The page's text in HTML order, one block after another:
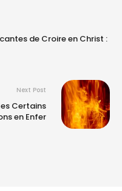
de Croire en Christ :
Next Post
Certains
en Enfer